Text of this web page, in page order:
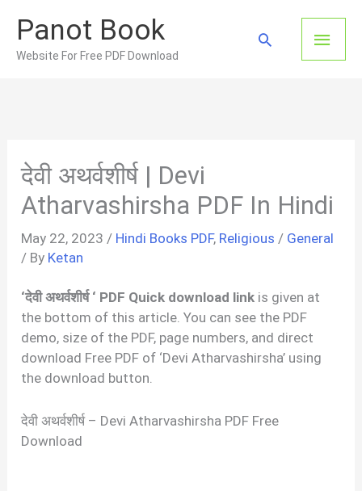
content
Panot Book
Website For Free PDF Download
Main
Search
देवी अथर्वशीर्ष | Devi
Atharvashirsha PDF In Hindi
May 22, 2023 / Hindi Books PDF, Religious / General
/ By Ketan
‘देवी अथर्वशीर्ष ‘ PDF Quick download link is given at
the bottom of this article. You can see the PDF
demo, size of the PDF, page numbers, and direct
download Free PDF of ‘Devi Atharvashirsha’ using
the download button.
देवी अथर्वशीर्ष – Devi Atharvashirsha PDF Free
Download